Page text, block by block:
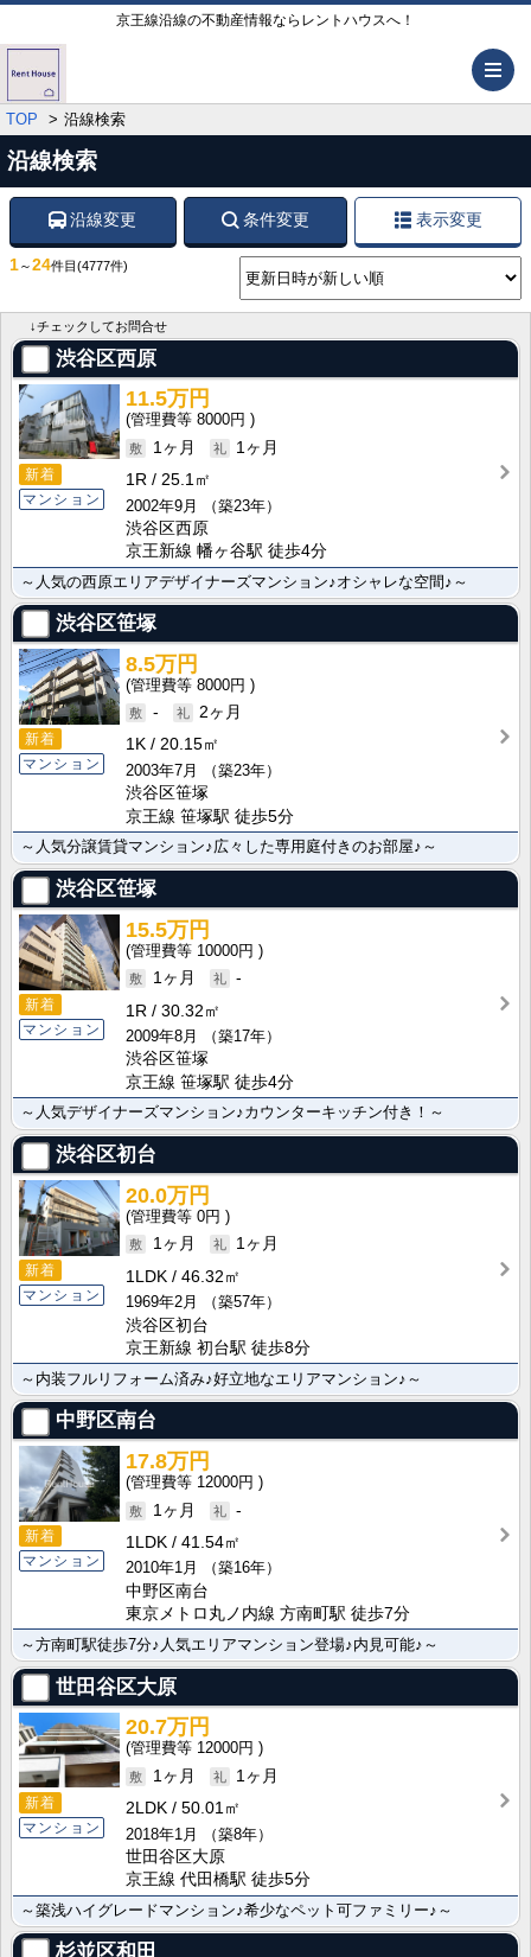
京王線沿線の不動産情報ならレントハウスへ！
TOP 沿線検索
沿線検索
沿線変更 条件変更 表示変更
1～24件目 (4777件)
↓チェックしてお問合せ
渋谷区西原
新着
マンション
11.5万円
8000円
1ヶ月
1ヶ月
1R
25.1㎡
2002年9月
（築23年）
渋谷区西原
京王新線 幡ヶ谷駅 徒歩4分
～人気の西原エリアデザイナーズマンション♪オシャレな空間♪～
渋谷区笹塚
新着
マンション
8.5万円
8000円
-
2ヶ月
1K
20.15㎡
2003年7月
（築23年）
渋谷区笹塚
京王線 笹塚駅 徒歩5分
～人気分譲賃貸マンション♪広々した専用庭付きのお部屋♪～
渋谷区笹塚
新着
マンション
15.5万円
10000円
1ヶ月
-
1R
30.32㎡
2009年8月
（築17年）
渋谷区笹塚
京王線 笹塚駅 徒歩4分
～人気デザイナーズマンション♪カウンターキッチン付き！～
渋谷区初台
新着
マンション
20.0万円
0円
1ヶ月
1ヶ月
1LDK
46.32㎡
1969年2月
（築57年）
渋谷区初台
京王新線 初台駅 徒歩8分
～内装フルリフォーム済み♪好立地なエリアマンション♪～
中野区南台
新着
マンション
17.8万円
12000円
1ヶ月
-
1LDK
41.54㎡
2010年1月
（築16年）
中野区南台
東京メトロ丸ノ内線 方南町駅 徒歩7分
～方南町駅徒歩7分♪人気エリアマンション登場♪内見可能♪～
世田谷区大原
新着
マンション
20.7万円
12000円
1ヶ月
1ヶ月
2LDK
50.01㎡
2018年1月
（築8年）
世田谷区大原
京王線 代田橋駅 徒歩5分
～築浅ハイグレードマンション♪希少なペット可ファミリー♪～
杉並区和田